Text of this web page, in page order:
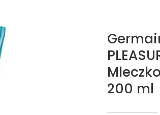
200 ml